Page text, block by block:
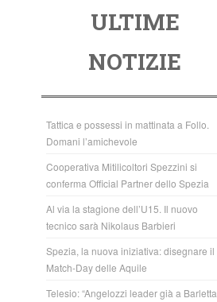
o
o
k
tt
er
at
s
A
p
p
ULTIME
NOTIZIE
Tattica e possessi in mattinata a Follo.
Domani l’amichevole
Cooperativa Mitilicoltori Spezzini si
conferma Official Partner dello Spezia
Al via la stagione dell’U15. Il nuovo
tecnico sarà Nikolaus Barbieri
Spezia, la nuova iniziativa: disegnare il
Match-Day delle Aquile
Telesio: “Angelozzi leader già a Barletta.